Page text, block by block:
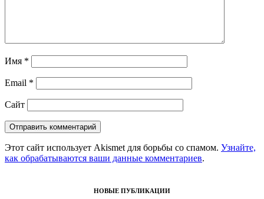
Имя *
Email *
Сайт
Этот сайт использует Akismet для борьбы со спамом. Узнайте,
как обрабатываются ваши данные комментариев.
НОВЫЕ ПУБЛИКАЦИИ